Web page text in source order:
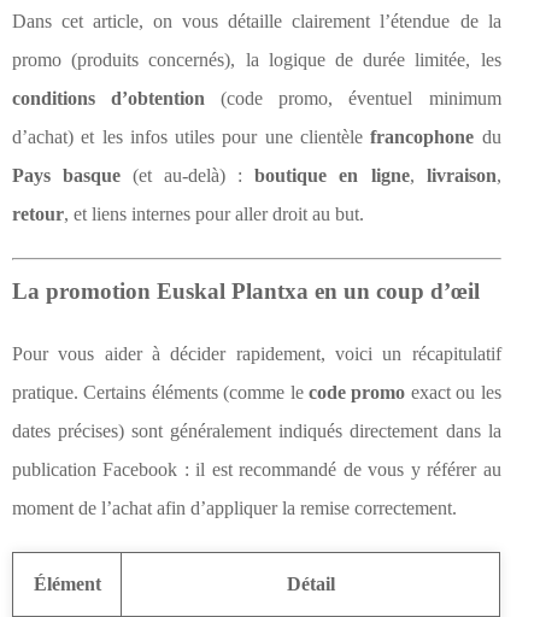
Dans cet article, on vous détaille clairement l’étendue de la
promo (produits concernés), la logique de durée limitée, les
conditions d’obtention (code promo, éventuel minimum
d’achat) et les infos utiles pour une clientèlefrancophone du
Pays basque (et au-delà) :boutique en ligne, livraison,
retour, et liens internes pour aller droit au but.
La promotion Euskal Plantxa en un coup d’œil
Pour vous aider à décider rapidement, voici un récapitulatif
pratique. Certains éléments (comme le code promo exact ou les
dates précises) sont généralement indiqués directement dans la
publication Facebook : il est recommandé de vous y référer au
moment de l’achat afin d’appliquer la remise correctement.
Élément Détail